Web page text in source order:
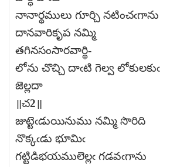
నానార్థములు గూర్చి నటించఁగాను
దానవారికృప నమ్మి
తగినసంసారవార్థి-
లోను చొచ్చి దాఁటి గెల్వ లోకులకుఁ
జెల్లదా
॥చ2॥
జుట్టెఁడుయినుము నమ్మి సొరిది
నొక్కఁడు భూమిఁ
గట్టిడిభయములెల్లఁ గడవఁగాను